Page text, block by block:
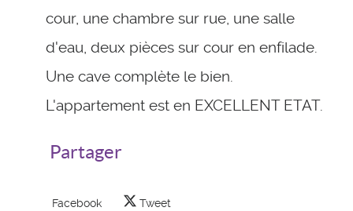
cour, une chambre sur rue, une salle
d'eau, deux pièces sur cour en enfilade.
Une cave complète le bien.
L'appartement est en EXCELLENT ETAT.
Partager
Facebook Tweet